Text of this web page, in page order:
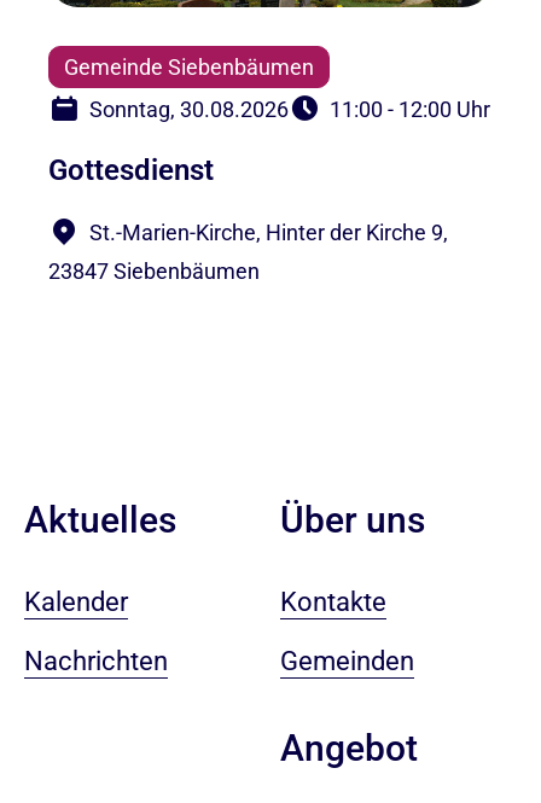
Gemeinde Siebenbäumen
Sonntag, 30.08.2026
11:00 - 12:00 Uhr
Gottesdienst
St.-Marien-Kirche, Hinter der Kirche 9,
23847 Siebenbäumen
Aktuelles
Kalender
Nachrichten
Über uns
Kontakte
Gemeinden
Angebot